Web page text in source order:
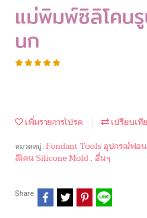
แม่พิมพ์ซิลิโคน
นก
เพิ่มรายการโปรด เปรียบเที
หมวดหมู่ : Fondant Tools อุปกรณ์ฟอ
ลิโคน Silicone Mold , อื่นๆ
Share